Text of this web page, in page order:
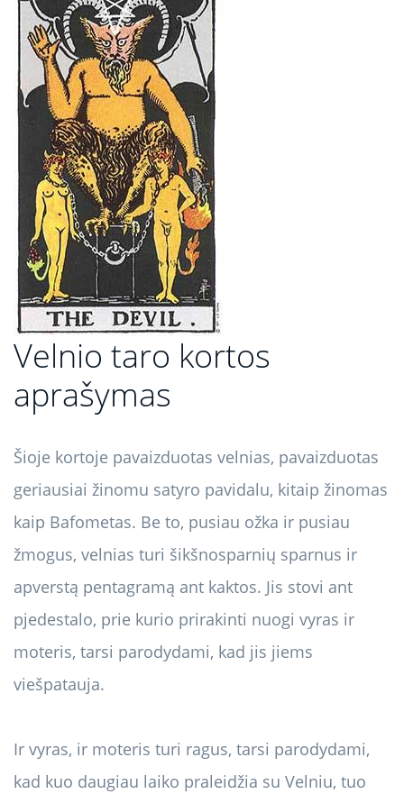
Velnio taro kortos
aprašymas
Šioje kortoje pavaizduotas velnias, pavaizduotas
geriausiai žinomu satyro pavidalu, kitaip žinomas
kaip Bafometas. Be to, pusiau ožka ir pusiau
žmogus, velnias turi šikšnosparnių sparnus ir
apverstą pentagramą ant kaktos. Jis stovi ant
pjedestalo, prie kurio prirakinti nuogi vyras ir
moteris, tarsi parodydami, kad jis jiems
viešpatauja.
Ir vyras, ir moteris turi ragus, tarsi parodydami,
kad kuo daugiau laiko praleidžia su Velniu, tuo